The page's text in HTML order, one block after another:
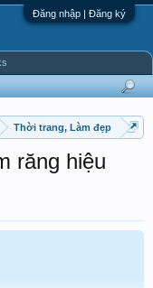
Đăng nhập | Đăng ký
Chấm Cơm !
Thời trang, Làm đẹp
răng hiệu